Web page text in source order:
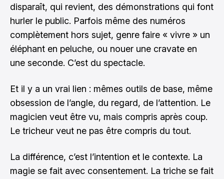
disparaît, qui revient, des démonstrations qui font
hurler le public. Parfois même des numéros
complètement hors sujet, genre faire « vivre » un
éléphant en peluche, ou nouer une cravate en
une seconde. C’est du spectacle.
Et il y a un vrai lien : mêmes outils de base, même
obsession de l’angle, du regard, de l’attention. Le
magicien veut être vu, mais compris après coup.
Le tricheur veut ne pas être compris du tout.
La différence, c’est l’intention et le contexte. La
magie se fait avec consentement. La triche se fait